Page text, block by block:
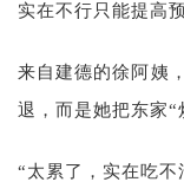
实在不行只能提高预
来自建德的徐阿姨
退，而是她把东家“
“太累了，实在吃